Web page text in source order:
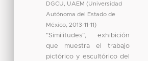
DGCU, UAEM (Universidad
Autónoma del Estado de
México, 2013-11-11)
"Similitudes", exhibición
que muestra el trabajo
pictórico y escultórico del